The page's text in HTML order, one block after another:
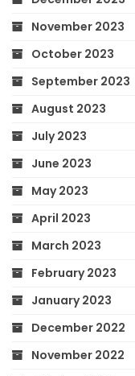
November 2023
October 2023
September 2023
August 2023
July 2023
June 2023
May 2023
April 2023
March 2023
February 2023
January 2023
December 2022
November 2022